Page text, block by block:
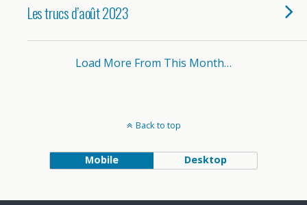
Les trucs d’août 2023
Load More From This Month…
Back to top
Mobile Desktop